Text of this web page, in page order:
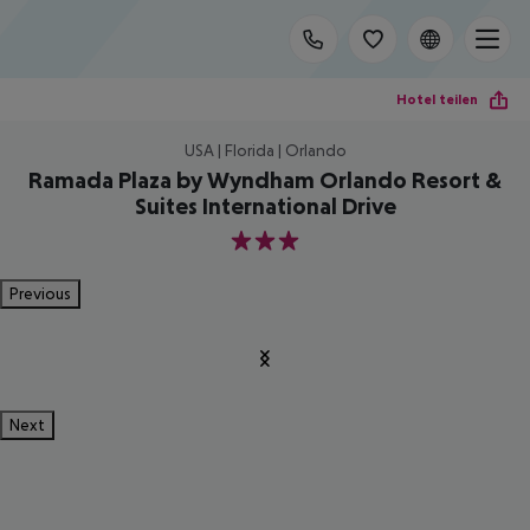
Hotel teilen
USA | Florida | Orlando
Ramada Plaza by Wyndham Orlando Resort &
Suites International Drive
3
Previous
Next